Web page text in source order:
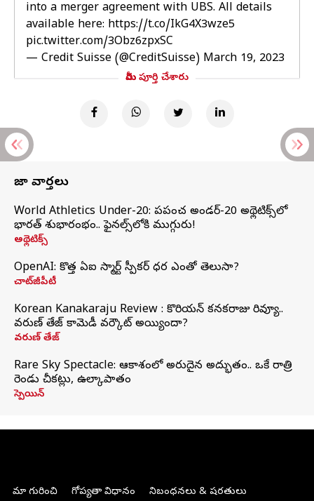
into a merger agreement with UBS. All details
available here: https://t.co/IkG4X3wze5
pic.twitter.com/3Obz6zpxSC
— Credit Suisse (@CreditSuisse) March 19, 2023
మీరు పూర్తి చేశారు
తాజా వార్తలు
World Athletics Under-20: ప్రపంచ అండర్-20 అథ్లెటిక్స్‌లో
భారత్‌ శుభారంభం.. ఫైనల్స్‌లోకి ముగ్గురు!
అథ్లెటిక్స్
OpenAI: కొత్త ఏఐ స్మార్ట్ స్పీకర్ ధర ఎంతో తెలుసా?
చాట్‌జీపీటీ
Korean Kanakaraju Review : కొరియన్ కనకరాజు రివ్యూ..
వరుణ్ తేజ్ కామెడీ వర్కౌట్ అయ్యిందా?
వరుణ్ తేజ్
Rare Sky Spectacle: ఆకాశంలో అరుదైన అద్భుతం.. ఒకే రాత్రి
రెండు చీకట్లు, ఉల్కాపాతం
స్పెయిన్
మా గురించి గోప్యతా విధానం నిబంధనలు & షరతులు